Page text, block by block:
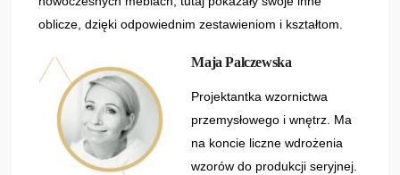
oblicze, dzięki odpowiednim zestawieniom i kształtom.
Maja Palczewska
Projektantka wzornictwa
przemysłowego i wnętrz. Ma
na koncie liczne wdrożenia
wzorów do produkcji seryjnej.